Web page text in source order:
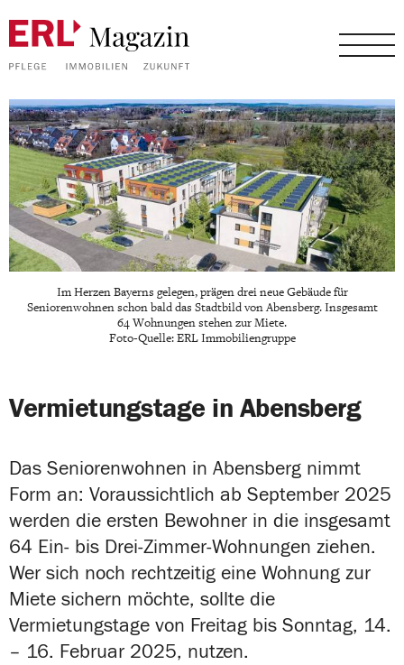
Im Herzen Bayerns gelegen, prägen drei neue Gebäude für
Seniorenwohnen schon bald das Stadtbild von Abensberg. Insgesamt
64 Wohnungen stehen zur Miete.
Foto-Quelle: ERL Immobiliengruppe
Vermietungstage in Abensberg
Das Seniorenwohnen in Abensberg nimmt
Form an: Voraussichtlich ab September 2025
werden die ersten Bewohner in die insgesamt
64 Ein- bis Drei-Zimmer-Wohnungen ziehen.
Wer sich noch rechtzeitig eine Wohnung zur
Miete sichern möchte, sollte die
Vermietungstage von Freitag bis Sonntag, 14.
– 16. Februar 2025, nutzen.